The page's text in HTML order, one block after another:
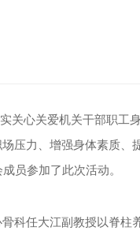
关心关爱机关干部职工
压力、增强身体素质、
员参加了此次活动。
科任大江副教授以脊柱